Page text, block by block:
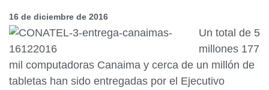
16 de diciembre de 2016
Un total de 5
millones 177
mil computadoras Canaima y cerca de un millón de
tabletas han sido entregadas por el Ejecutivo